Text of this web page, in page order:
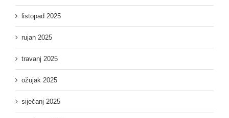
listopad 2025
rujan 2025
travanj 2025
ožujak 2025
siječanj 2025